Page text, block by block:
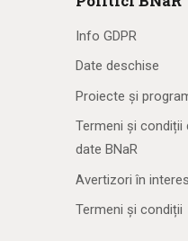
Info GDPR
Date deschise
Proiecte și
Termeni și condiții
date BNaR
Avertizori în
Termeni și condiții